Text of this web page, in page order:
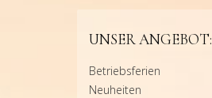
UNSER ANGEBOT:
Betriebsferien
Neuheiten